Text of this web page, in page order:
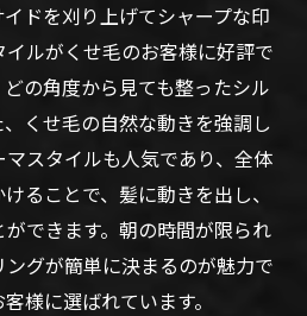
ドを刈り上げてシャープな印
ルがくせ毛のお客様に好評で
の角度から見ても整ったシル
くせ毛の自然な動きを強調し
スタイルも人気であり、全体
ることで、髪に動きを出し、
できます。朝の時間が限られ
グが簡単に決まるのが魅力で
様に選ばれています。